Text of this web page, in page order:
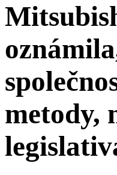
metody,